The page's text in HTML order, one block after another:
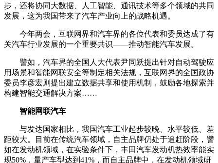
步，还将协同大数据、人工智能、通讯技术等多个领域的共同
发展，这为我国带来了汽车产业向上的战略机遇。
今年两会，互联网界和汽车界的各位代表和委员达成了有
关汽车行业发展的一个重要共识——推动智能汽车发展。
譬如，汽车界的全国人大代表尹同跃提出针对自动驾驶应
用场景和智能网联安全等制定相关法规，互联网界的全国政协
委员李彦宏则提出建立数据共享和使用机制，鼓励各地探索并
构建智能交通解决方案……
智能网联汽车
与发达国家相比，我国汽车工业起步较晚、水平较低、差
距较大。目前在传统汽车领域，自主品牌仍处于追赶阶段，譬
如在发动机领域，在实验条件下，丰田汽车发动机热效率能实
现50%，量产车型达到41%，而自主品牌中，在发动机领域研